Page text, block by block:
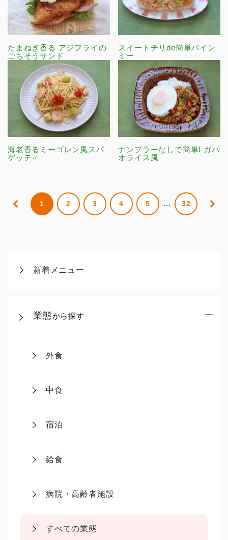
新着メニュー
業態から探す
外食
中食
宿泊
給食
病院・高齢者施設
すべての業態
たまねぎ香る アジフライの
ごちそうサンド
スイートチリde簡単バイン
ミー
海老香るミーゴレン風スパ
ゲッティ
ナンプラーなしで簡単! ガパ
オライス風
1 2 3 4 5 … 32